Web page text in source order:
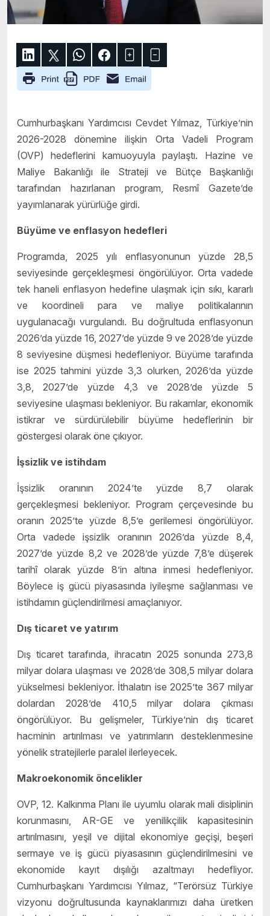
Cumhurbaşkanı Yardımcısı Cevdet Yılmaz, Türkiye’nin
2026-2028 dönemine ilişkin Orta Vadeli Program
(OVP) hedeflerini kamuoyuyla paylaştı. Hazine ve
Maliye Bakanlığı ile Strateji ve Bütçe Başkanlığı
tarafından hazırlanan program, Resmî Gazete’de
yayımlanarak yürürlüğe girdi.
Büyüme ve enflasyon hedefleri
Programda, 2025 yılı enflasyonunun yüzde 28,5
seviyesinde gerçekleşmesi öngörülüyor. Orta vadede
tek haneli enflasyon hedefine ulaşmak için sıkı, kararlı
ve koordineli para ve maliye politikalarının
uygulanacağı vurgulandı. Bu doğrultuda enflasyonun
2026’da yüzde 16, 2027’de yüzde 9 ve 2028’de yüzde
8 seviyesine düşmesi hedefleniyor. Büyüme tarafında
ise 2025 tahmini yüzde 3,3 olurken, 2026’da yüzde
3,8, 2027’de yüzde 4,3 ve 2028’de yüzde 5
seviyesine ulaşması bekleniyor. Bu rakamlar, ekonomik
istikrar ve sürdürülebilir büyüme hedeflerinin bir
göstergesi olarak öne çıkıyor.
İşsizlik ve istihdam
İşsizlik oranının 2024’te yüzde 8,7 olarak
gerçekleşmesi bekleniyor. Program çerçevesinde bu
oranın 2025’te yüzde 8,5’e gerilemesi öngörülüyor.
Orta vadede işsizlik oranının 2026’da yüzde 8,4,
2027’de yüzde 8,2 ve 2028’de yüzde 7,8’e düşerek
tarihî olarak yüzde 8’in altına inmesi hedefleniyor.
Böylece iş gücü piyasasında iyileşme sağlanması ve
istihdamın güçlendirilmesi amaçlanıyor.
Dış ticaret ve yatırım
Dış ticaret tarafında, ihracatın 2025 sonunda 273,8
milyar dolara ulaşması ve 2028’de 308,5 milyar dolara
yükselmesi bekleniyor. İthalatın ise 2025’te 367 milyar
dolardan 2028’de 410,5 milyar dolara çıkması
öngörülüyor. Bu gelişmeler, Türkiye’nin dış ticaret
hacminin artırılması ve yatırımların desteklenmesine
yönelik stratejilerle paralel ilerleyecek.
Makroekonomik öncelikler
OVP, 12. Kalkınma Planı ile uyumlu olarak mali disiplinin
korunmasını, AR-GE ve yenilikçilik kapasitesinin
artırılmasını, yeşil ve dijital ekonomiye geçişi, beşeri
sermaye ve iş gücü piyasasının güçlendirilmesini ve
ekonomide kayıt dışılığı azaltmayı hedefliyor.
Cumhurbaşkanı Yardımcısı Yılmaz, “Terörsüz Türkiye
vizyonu doğrultusunda kaynaklarımızı daha üretken